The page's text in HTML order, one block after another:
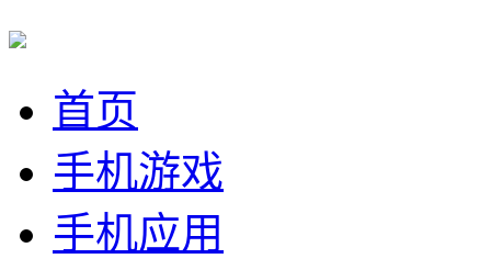
首页
手机游戏
手机应用